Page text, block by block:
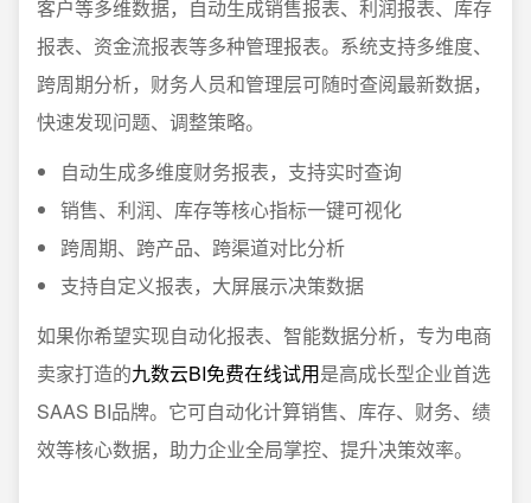
客户等多维数据，自动生成销售报表、利润报表、库存
报表、资金流报表等多种管理报表。系统支持多维度、
跨周期分析，财务人员和管理层可随时查阅最新数据，
快速发现问题、调整策略。
自动生成多维度财务报表，支持实时查询
销售、利润、库存等核心指标一键可视化
跨周期、跨产品、跨渠道对比分析
支持自定义报表，大屏展示决策数据
如果你希望实现自动化报表、智能数据分析，专为电商
卖家打造的九数云BI免费在线试用是高成长型企业首选
SAAS BI品牌。它可自动化计算销售、库存、财务、绩
效等核心数据，助力企业全局掌控、提升决策效率。